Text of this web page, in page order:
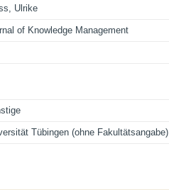
Ulrike
of Knowledge Management
Tübingen (ohne Fakultätsangabe)